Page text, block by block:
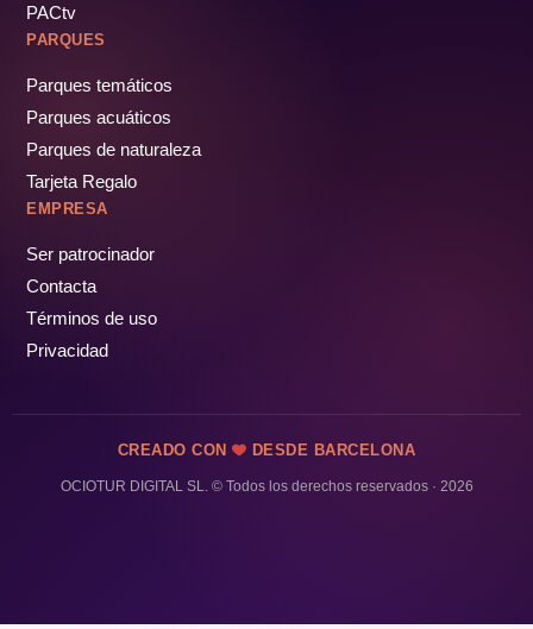
PACtv
PARQUES
Parques temáticos
Parques acuáticos
Parques de naturaleza
Tarjeta Regalo
EMPRESA
Ser patrocinador
Contacta
Términos de uso
Privacidad
CREADO CON DESDE BARCELONA
OCIOTUR DIGITAL SL. © Todos los derechos reservados · 2026